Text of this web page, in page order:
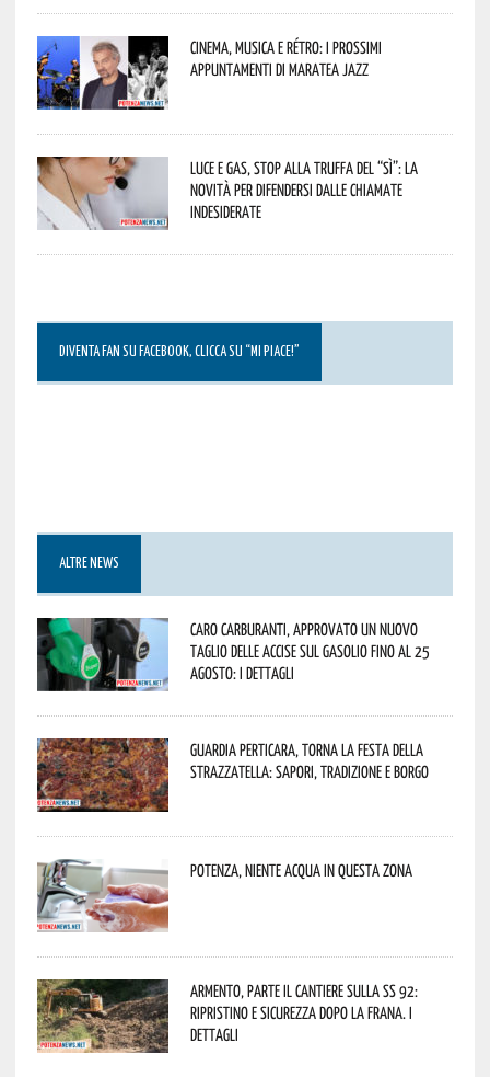
Cinema, musica e rétro: i prossimi
appuntamenti di Maratea Jazz
Luce e gas, stop alla truffa del “Sì”: la
novità per difendersi dalle chiamate
indesiderate
DIVENTA FAN SU FACEBOOK, CLICCA SU “MI PIACE!”
ALTRE NEWS
Caro carburanti, approvato un nuovo
taglio delle accise sul gasolio fino al 25
agosto: i dettagli
Guardia Perticara, torna la Festa della
Strazzatella: sapori, tradizione e borgo
Potenza, niente acqua in questa zona
Armento, parte il cantiere sulla SS 92:
ripristino e sicurezza dopo la frana. I
dettagli